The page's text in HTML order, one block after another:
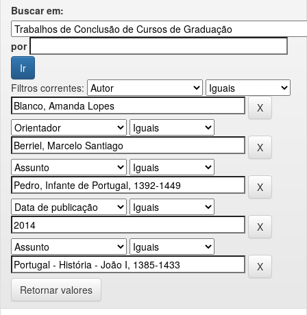
Buscar em:
por
Filtros correntes:
Retornar valores